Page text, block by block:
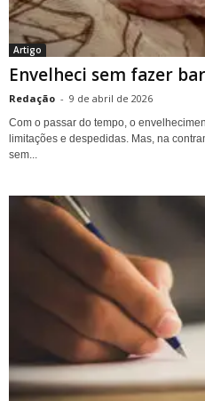
Artigo
Envelheci sem fazer
Redação - 9 de abril de 2026
Com o passar do tempo, o
limitações e despedidas. Mas, na
sem...